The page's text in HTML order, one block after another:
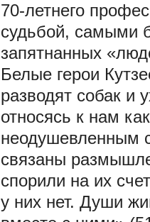
70-летнего
судьбой, самыми
запятнанных
Белые герои
разводят собак и
относясь к нам
неодушевленным
связаны
спорили на их
у них нет. Души